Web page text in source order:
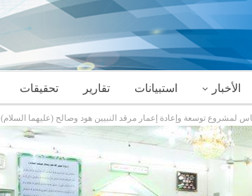
الأخبار استبيانات تقارير تحقيقات
لمشروع توسعة وإعادة إعمار مرقد النبيين هود وصالح (عليهما السلام)